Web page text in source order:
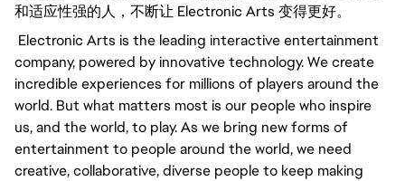
和适应性强的人，不断让 Electronic Arts 变得更好。
Electronic Arts is the leading interactive entertainment
company, powered by innovative technology. We create
incredible experiences for millions of players around the
world. But what matters most is our people who inspire
us, and the world, to play. As we bring new forms of
entertainment to people around the world, we need
creative, collaborative, diverse people to keep making